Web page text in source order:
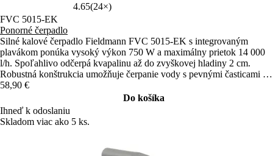
4.65(24×)
FVC 5015-EK
Ponorné čerpadlo
Silné kalové čerpadlo Fieldmann FVC 5015-EK s integrovaným
plavákom ponúka vysoký výkon 750 W a maximálny prietok 14 000
l/h. Spoľahlivo odčerpá kvapalinu až do zvyškovej hladiny 2 cm.
Robustná konštrukcia umožňuje čerpanie vody s pevnými časticami do
16 mm.
58,90 €
Do košíka
Ihneď k odoslaniu
Skladom viac ako 5 ks.